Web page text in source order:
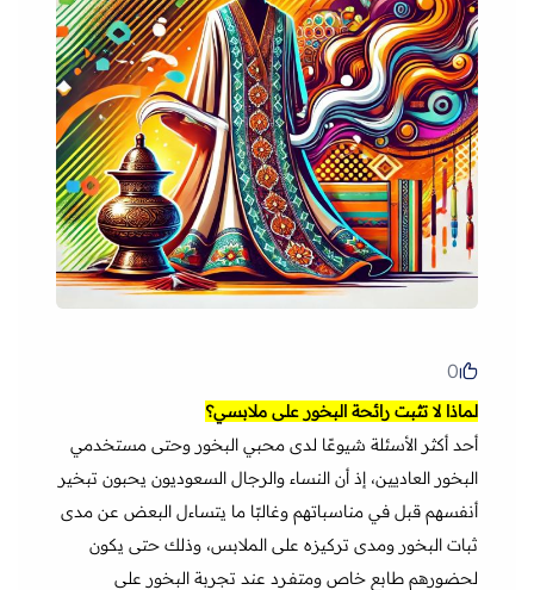
0
لماذا لا تثبت رائحة البخور على ملابسي؟
أحد أكثر الأسئلة شيوعًا لدى محبي البخور وحتى مستخدمي
البخور العاديين، إذ أن النساء والرجال السعوديون يحبون تبخير
أنفسهم قبل في مناسباتهم وغالبًا ما يتساءل البعض عن مدى
ثبات البخور ومدى تركيزه على الملابس، وذلك حتى يكون
لحضورهم طابع خاص ومتفـرد عند تجربة البخور على